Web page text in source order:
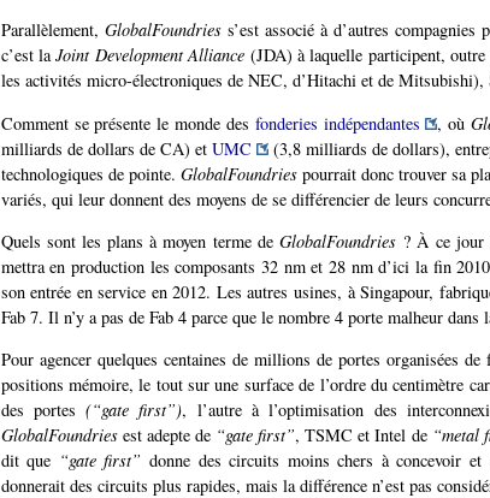
Parallèlement, GlobalFoundriess’est associé à d’autres
c’est laJoint Development Alliance (JDA) à laquelle participent, outre
les activités micro-électroniques de NEC, d’Hitachi et de Mitsubishi),
Comment se présente le monde desfonderies indépendantes , où
milliards de dollars de CA) et UMC
(3,8 milliards de dollars),
technologiques de pointe. GlobalFoundriespourrait donc trouver sa
variés, qui leur donnent des moyens de se différencier de leurs
Quels sont les plans à moyen terme de GlobalFoundries? À ce jour
mettra en production les composants 32 nm et 28 nm d’ici la fin
son entrée en service en 2012. Les autres usines, à Singapour,
Fab 7. Il n’y a pas de Fab 4 parce que le nombre 4 porte malheur
Pour agencer quelques centaines de millions de portes organisées
positions mémoire, le tout sur une surface de l’ordre du centimètre
des portes(“gate first”), l’autre à l’optimisation des
GlobalFoundriesest adepte de “gate first”, TSMC et Intel de “metal
dit que “gate first” donne des circuits moins chers à concevoir
donnerait des circuits plus rapides, mais la différence n’est pas